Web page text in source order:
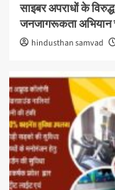
साइबर अपराधों के
जनजागरूकता अभियान
hindusthan samvad